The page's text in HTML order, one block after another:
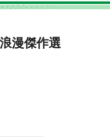
漫傑作選